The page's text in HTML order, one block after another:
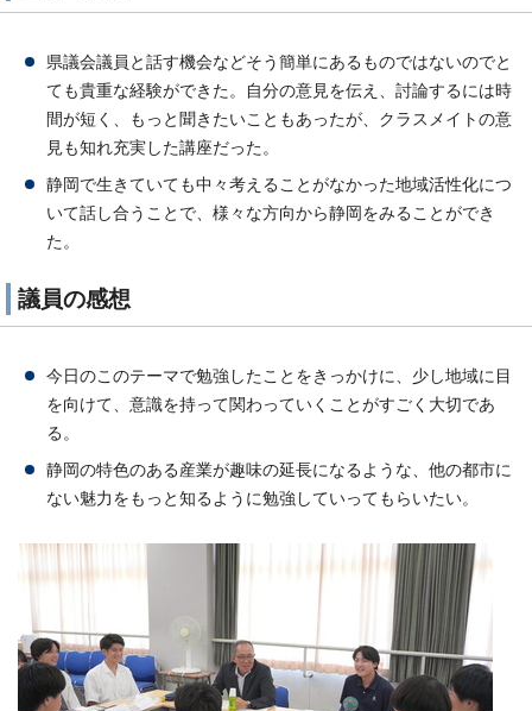
県議会議員と話す機会などそう簡単にあるものではないのでと
ても貴重な経験ができた。自分の意見を伝え、討論するには時
間が短く、もっと聞きたいこともあったが、クラスメイトの意
見も知れ充実した講座だった。
静岡で生きていても中々考えることがなかった地域活性化につ
いて話し合うことで、様々な方向から静岡をみることができ
た。
議員の感想
今日のこのテーマで勉強したことをきっかけに、少し地域に目
を向けて、意識を持って関わっていくことがすごく大切であ
る。
静岡の特色のある産業が趣味の延長になるような、他の都市に
ない魅力をもっと知るように勉強していってもらいたい。